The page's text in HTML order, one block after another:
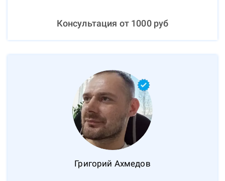
Консультация от 1000руб
Григорий Ахмедов